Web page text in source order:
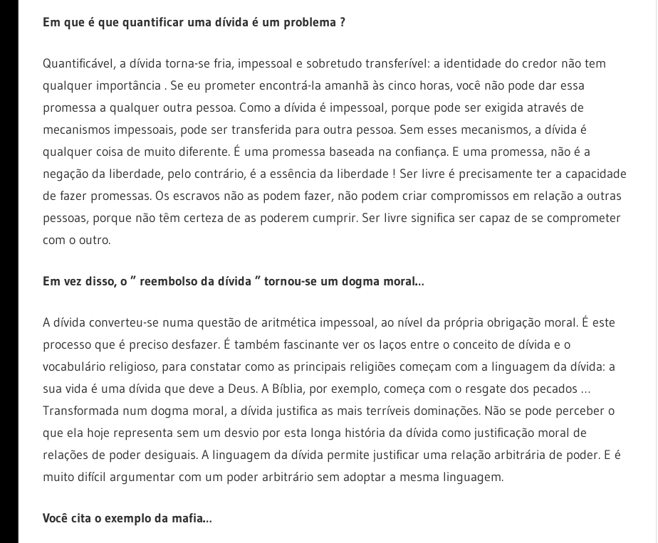
Em que é que quantificar uma dívida é um problema ?
Quantificável, a dívida torna-se fria, impessoal e sobretudo transferível: a identidade do credor não tem
qualquer importância . Se eu prometer encontrá-la amanhã às cinco horas, você não pode dar essa
promessa a qualquer outra pessoa. Como a dívida é impessoal, porque pode ser exigida através de
mecanismos impessoais, pode ser transferida para outra pessoa. Sem esses mecanismos, a dívida é
qualquer coisa de muito diferente. É uma promessa baseada na confiança. E uma promessa, não é a
negação da liberdade, pelo contrário, é a essência da liberdade ! Ser livre é precisamente ter a capacidade
de fazer promessas. Os escravos não as podem fazer, não podem criar compromissos em relação a outras
pessoas, porque não têm certeza de as poderem cumprir. Ser livre significa ser capaz de se comprometer
com o outro.
Em vez disso, o ” reembolso da dívida ” tornou-se um dogma moral…
A dívida converteu-se numa questão de aritmética impessoal, ao nível da própria obrigação moral. É este
processo que é preciso desfazer. É também fascinante ver os laços entre o conceito de dívida e o
vocabulário religioso, para constatar como as principais religiões começam com a linguagem da dívida: a
sua vida é uma dívida que deve a Deus. A Bíblia, por exemplo, começa com o resgate dos pecados …
Transformada num dogma moral, a dívida justifica as mais terríveis dominações. Não se pode perceber o
que ela hoje representa sem um desvio por esta longa história da dívida como justificação moral de
relações de poder desiguais. A linguagem da dívida permite justificar uma relação arbitrária de poder. E é
muito difícil argumentar com um poder arbitrário sem adoptar a mesma linguagem.
Você cita o exemplo da mafia…